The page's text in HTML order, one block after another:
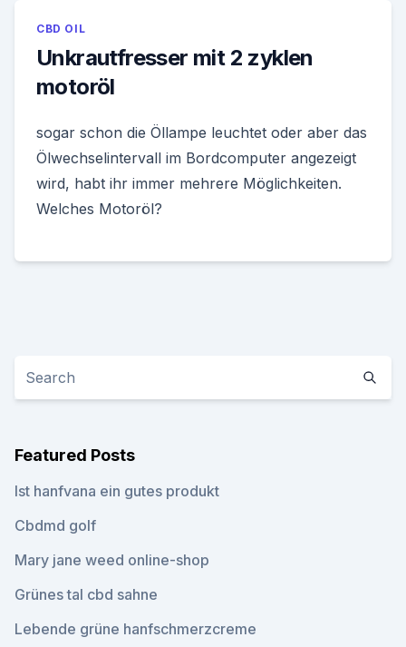
CBD OIL
Unkrautfresser mit 2 zyklen
motoröl
sogar schon die Öllampe leuchtet oder aber das
Ölwechselintervall im Bordcomputer angezeigt
wird, habt ihr immer mehrere Möglichkeiten.
Welches Motoröl?
Featured Posts
Ist hanfvana ein gutes produkt
Cbdmd golf
Mary jane weed online-shop
Grünes tal cbd sahne
Lebende grüne hanfschmerzcreme